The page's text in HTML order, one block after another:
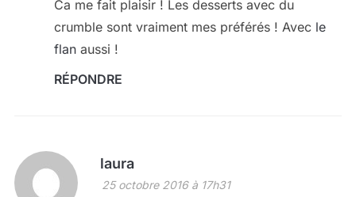
Ca me fait plaisir ! Les desserts avec du
crumble sont vraiment mes préférés ! Avec le
flanaussi !
RÉPONDRE
laura
25 octobre 2016 à 17h31